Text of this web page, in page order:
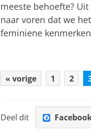
meeste behoefte?
naar voren dat we
feminiene
« vorige 1 2
Deel dit